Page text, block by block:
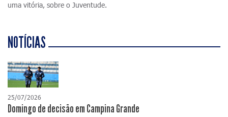
uma vitória, sobre o Juventude.
NOTÍCIAS
25/07/2026
Domingo de decisão em Campina Grande